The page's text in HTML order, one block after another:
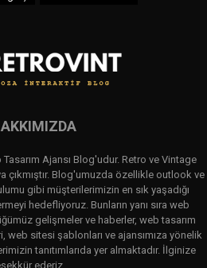
Ajansı Blog'udur. Retro ve Vintage
çıkmıştır. Blog'umuzda özellikle outlook ve
gibi müşterilerimizin en sık yaşadığı
hedefliyoruz. Bunların yanı sıra web
gelişmeler ve haberler, web tasarım
web sitesi şablonları ve ajansımıza yönelik
tanıtımlarıda yer almaktadır. İlginize
ederiz.